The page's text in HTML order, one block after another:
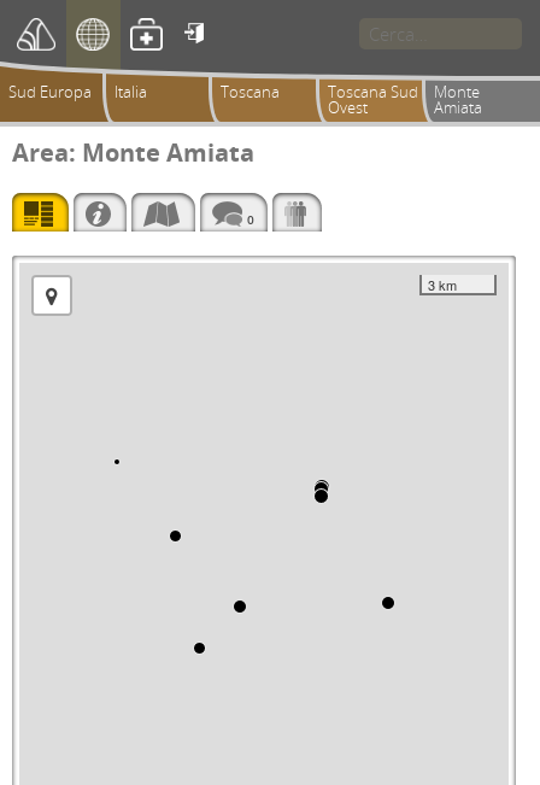

Sud Europa Italia Toscana Toscana Sud
Ovest
Monte
Amiata
Area: Monte Amiata
0
3 km